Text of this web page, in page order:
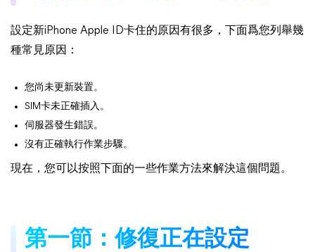
設定新iPhone Apple ID卡住的原因有很多，下面爲您列舉幾
種常見原因：
您尚未更新裝置。
SIM卡未正確插入。
伺服器發生錯誤。
沒有正確執行作業步驟。
現在，您可以按照下面的一些作業方法來解決這個問題。
第一節：修復正在設定